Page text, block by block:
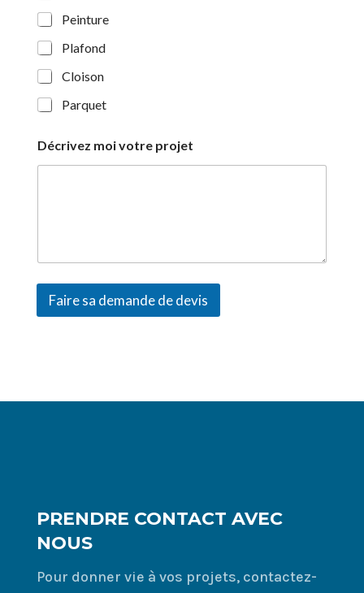
Peinture
Plafond
Cloison
Parquet
Décrivez moi votre projet
Faire sa demande de devis
v
:
PRENDRE CONTACT AVEC
NOUS
Pour donner vie à vos projets, contactez-